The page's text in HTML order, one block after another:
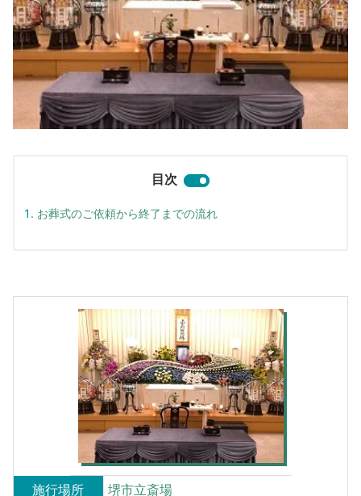
目次
お葬式のご依頼から終了までの流れ
施行場所
堺市立斎場